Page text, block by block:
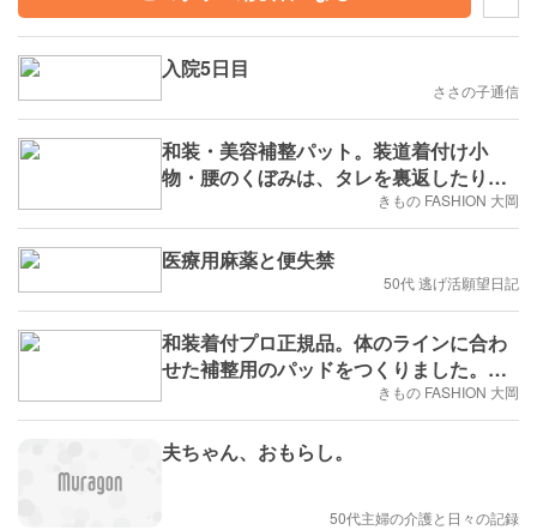
入院5日目
ささの子通信
和装・美容補整パット。装道着付け小
物・腰のくぼみは、タレを裏返したり、
着崩れの原因になります。補整パットで
着付け姿がスッキリとします。
きもの FASHION 大岡
医療用麻薬と便失禁
50代 逃げ活願望日記
和装着付プロ正規品。体のラインに合わ
せた補整用のパッドをつくりました。取
り出し可能な調整パット付きです。
きもの FASHION 大岡
夫ちゃん、おもらし。
50代主婦の介護と日々の記録